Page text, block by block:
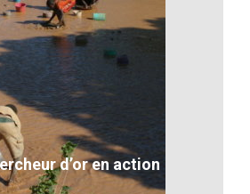
d’or en action